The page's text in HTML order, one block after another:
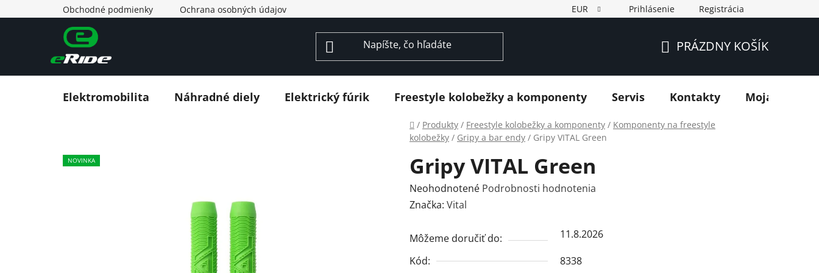
na
Obchodné podmienky Ochrana osobných údajov EUR Prihlásenie Registrácia
KOŠÍK
PRÁZDNY KOŠÍK
Elektromobilita Náhradné diely Elektrický fúrik Freestyle kolobežky a komponenty Servis Kontakty Moja
Domov
/ Produkty / Freestyle kolobežky a komponenty / Komponenty na freestyle
kolobežky / Gripy a bar endy / Gripy VITAL Green
Gripy VITAL Green
Priemerné
hodnotenie
je
0,0
Neohodnotené Podrobnosti hodnotenia
Značka: Vital
Môžeme doručiť do:
11.8.2026
Kód:
8338
NOVINKA